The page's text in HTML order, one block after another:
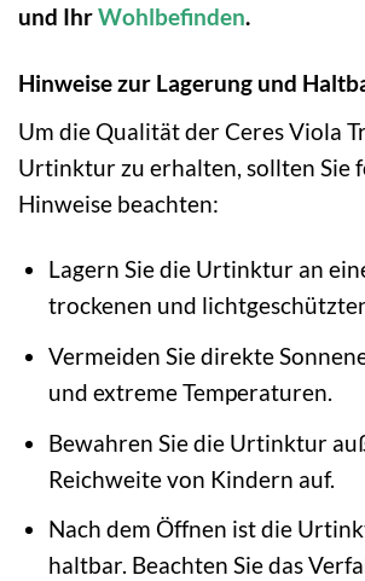
und IhrWohlbefinden.
Hinweise zur Lagerung und
Um die Qualität der Ceres Viola
Urtinktur zu erhalten, sollten Sie
Hinweise beachten:
Lagern Sie die Urtinktur an
trockenen und
Vermeiden Sie direkte
und extreme Temperaturen.
Bewahren Sie die Urtinktur
Reichweite von Kindern auf.
Nach dem Öffnen ist die
haltbar. Beachten Sie das